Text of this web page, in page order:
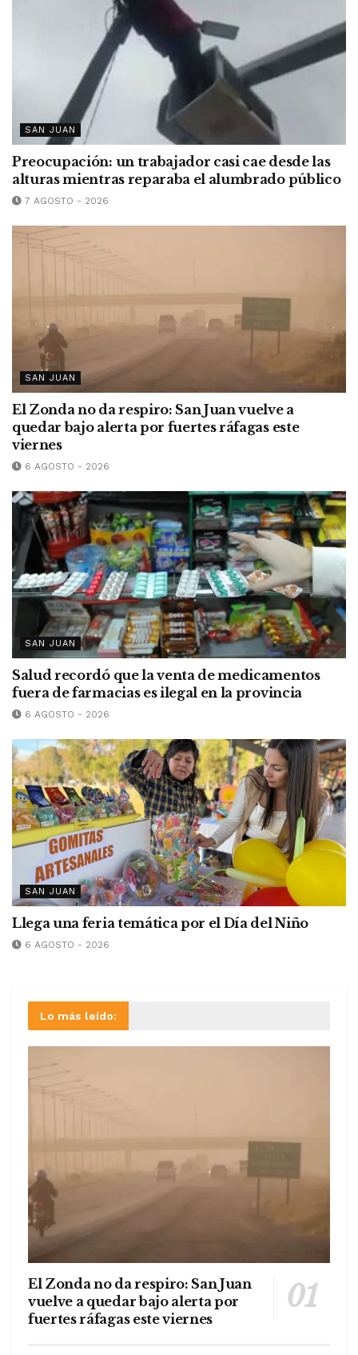
SAN JUAN
Preocupación: un trabajador casi cae desde las
alturas mientras reparaba el alumbrado público
7 AGOSTO - 2026
SAN JUAN
El Zonda no da respiro: San Juan vuelve a
quedar bajo alerta por fuertes ráfagas este
viernes
6 AGOSTO - 2026
SAN JUAN
Salud recordó que la venta de medicamentos
fuera de farmacias es ilegal en la provincia
6 AGOSTO - 2026
SAN JUAN
Llega una feria temática por el Día del Niño
6 AGOSTO - 2026
Lo más leído:
El Zonda no da respiro: San Juan
vuelve a quedar bajo alerta por
fuertes ráfagas este viernes